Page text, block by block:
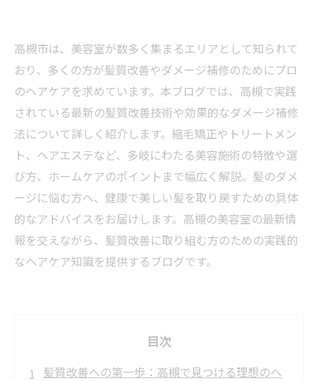
高槻市は、美容室が数多く集まるエリアとして知られて
おり、多くの方が髪質改善やダメージ補修のためにプロ
のヘアケアを求めています。本ブログでは、高槻で実践
されている最新の髪質改善技術や効果的なダメージ補修
法について詳しく紹介します。縮毛矯正やトリートメン
ト、ヘアエステなど、多岐にわたる美容施術の特徴や選
び方、ホームケアのポイントまで幅広く解説。髪のダメ
ージに悩む方へ、健康で美しい髪を取り戻すための具体
的なアドバイスをお届けします。高槻の美容室の最新情
報を交えながら、髪質改善に取り組む方のための実践的
なヘアケア知識を提供するブログです。
目次
髪質改善への第一歩：高槻で見つける理想のヘ